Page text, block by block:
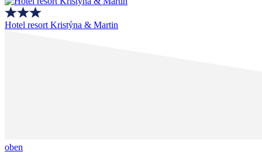
Hotel resort Kristýna & Martin
oben